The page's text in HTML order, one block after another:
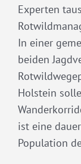
Experten
In einer
beiden
Holstein
ist eine
Population